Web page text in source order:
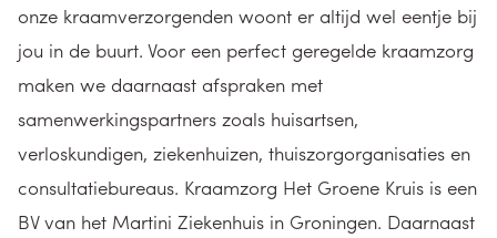
onze kraamverzorgenden woont er altijd wel eentje bij
jou in de buurt. Voor een perfect geregelde kraamzorg
maken we daarnaast afspraken met
samenwerkingspartners zoals huisartsen,
verloskundigen, ziekenhuizen, thuiszorgorganisaties en
consultatiebureaus. Kraamzorg Het Groene Kruis is een
BV van het Martini Ziekenhuis in Groningen. Daarnaast